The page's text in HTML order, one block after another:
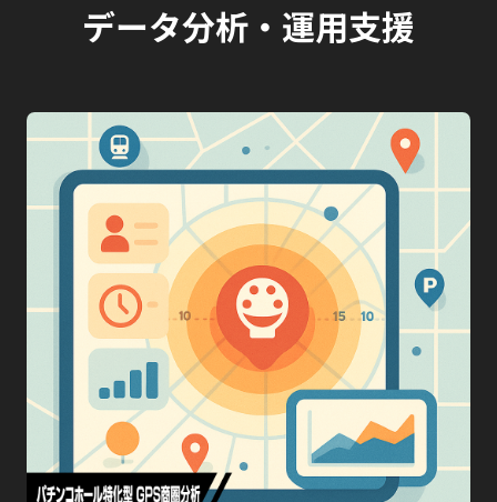
データ分析・運用支援